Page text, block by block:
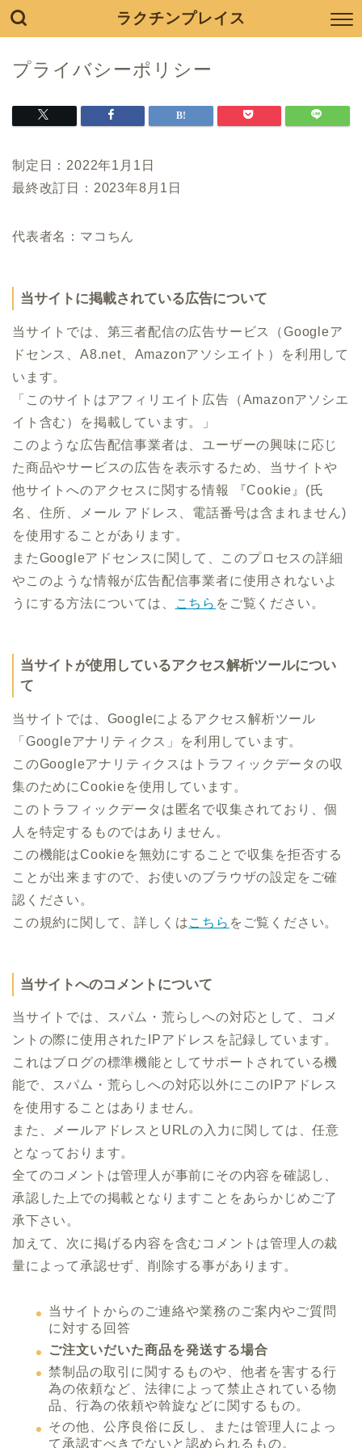
ラクチンプレイス
プライバシーポリシー
制定日：2022年1月1日
最終改訂日：2023年8月1日
代表者名：マコちん
当サイトに掲載されている広告について
当サイトでは、第三者配信の広告サービス（Googleア
ドセンス、A8.net、Amazonアソシエイト）を利用して
います。
「このサイトはアフィリエイト広告（Amazonアソシエ
イト含む）を掲載しています。」
このような広告配信事業者は、ユーザーの興味に応じ
た商品やサービスの広告を表示するため、当サイトや
他サイトへのアクセスに関する情報 『Cookie』(氏
名、住所、メール アドレス、電話番号は含まれません)
を使用することがあります。
またGoogleアドセンスに関して、このプロセスの詳細
やこのような情報が広告配信事業者に使用されないよ
うにする方法については、
こちら をご覧ください。
当サイトが使用しているアクセス解析ツールについ
て
当サイトでは、Googleによるアクセス解析ツール
「Googleアナリティクス」を利用しています。
このGoogleアナリティクスはトラフィックデータの収
集のためにCookieを使用しています。
このトラフィックデータは匿名で収集されており、個
人を特定するものではありません。
この機能はCookieを無効にすることで収集を拒否する
ことが出来ますので、お使いのブラウザの設定をご確
認ください。
この規約に関して、詳しくはこちら をご覧ください。
当サイトへのコメントについて
当サイトでは、スパム・荒らしへの対応として、コメ
ントの際に使用されたIPアドレスを記録しています。
これはブログの標準機能としてサポートされている機
能で、スパム・荒らしへの対応以外にこのIPアドレス
を使用することはありません。
また、メールアドレスとURLの入力に関しては、任意
となっております。
全てのコメントは管理人が事前にその内容を確認し、
承認した上での掲載となりますことをあらかじめご了
承下さい。
加えて、次に掲げる内容を含むコメントは管理人の裁
量によって承認せず、削除する事があります。
当サイトからのご連絡や業務のご案内やご質問
に対する回答
ご注文いだいた商品を発送する場合
禁制品の取引に関するものや、他者を害する行
為の依頼など、法律によって禁止されている物
品、行為の依頼や斡旋などに関するもの。
その他、公序良俗に反し、または管理人によっ
て承認すべきでないと認められるもの。